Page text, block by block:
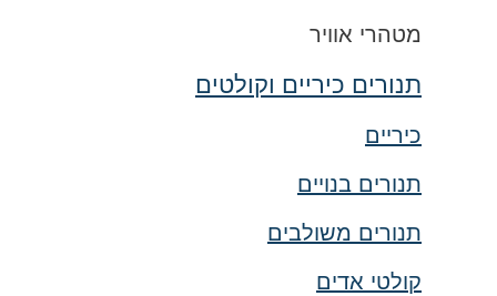
מטהרי אוויר
תנורים כיריים וקולטים
כיריים
תנורים בנויים
תנורים משולבים
קולטי אדים